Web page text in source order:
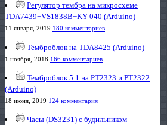
Регулятор тембра на микросхеме
TDA7439+VS1838B+KY-040 (Arduino)
11 января, 2019 180 комментариев
Темброблок на TDA8425 (Arduino)
1 ноября, 2018 166 комментариев
Темброблок 5.1 на PT2323 и PT2322
(Arduino)
18 июня, 2019 124 комментария
Часы (DS3231) с будильником